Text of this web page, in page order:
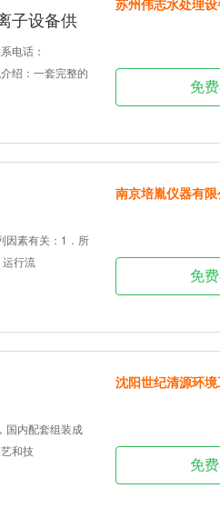
子设备供
电话：
绍：一套完整的
苏州伟志水处理
免
因素有关：1．所
行流
南京培胤仪器有限
免
国内配套组装成
和技
沈阳世纪清源环
免